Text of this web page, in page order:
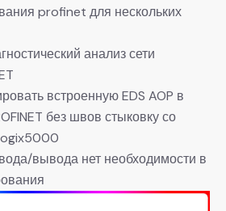
profinet для нескольких
анализ сети
встроенную EDS AOP в
без швов стыковку со
вывода нет необходимости в